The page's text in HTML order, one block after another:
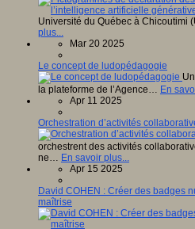
Université du Québec à Chicoutimi
plus...
Mar 20 2025
Le concept de ludopédagogie
la plateforme de l’Agence… En
Apr 11 2025
Orchestration d’activités
orchestrent des activités
ne… En savoir plus...
Apr 15 2025
David COHEN : Créer des badges
maîtrise